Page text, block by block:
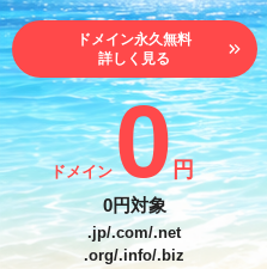
Value Domain Analyzer
Value AI Writer
Value
外部サービスでの登録が一部未対応
おすすめ One レンタルサー
Value Domain
Value
外部サービスでの登録が一部未対応
おすすめ One レンタルサー
ドメイン永久無料
詳しく見る
ドメイン0 円
0円対象
.jp/.com/.net
.org/.info/.biz